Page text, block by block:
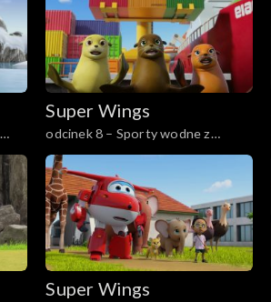
Super Wings
odcinek 8 – Sporty wodne z
morsami
Super Wings